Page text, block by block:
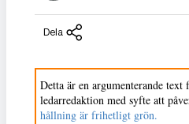
Dela
Detta är en argumenterande
ledarredaktion med syfte att
hållning är frihetligt grön.